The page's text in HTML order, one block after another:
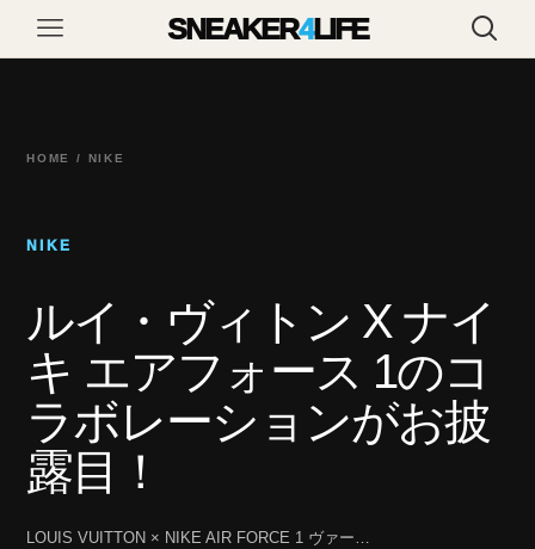
SNEAKER4LIFE
HOME / NIKE
NIKE
ルイ・ヴィトン X ナイ
キ エアフォース 1のコ
ラボレーションがお披
露目！
LOUIS VUITTON × NIKE AIR FORCE 1 ヴァー…